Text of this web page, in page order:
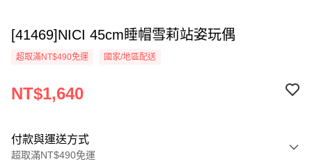
[41469]NICI 45cm睡帽雪莉站姿玩偶
超取滿NT$490免運 國家/地區配送
NT$1,640
付款與運送方式
超取滿NT$490免運